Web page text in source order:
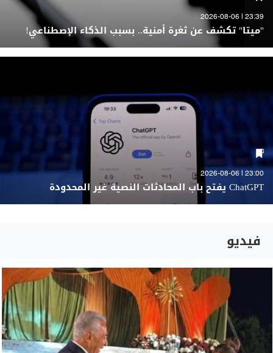
23:39 | 2026-08-06
"ميتا" تكشف عن ثغرة أمنية.. بسبب الذكاء الإصطناعي!
23:00 | 2026-08-06
ChatGPT يفتح باب المحادثات النصية غير المحدودة
فيديو